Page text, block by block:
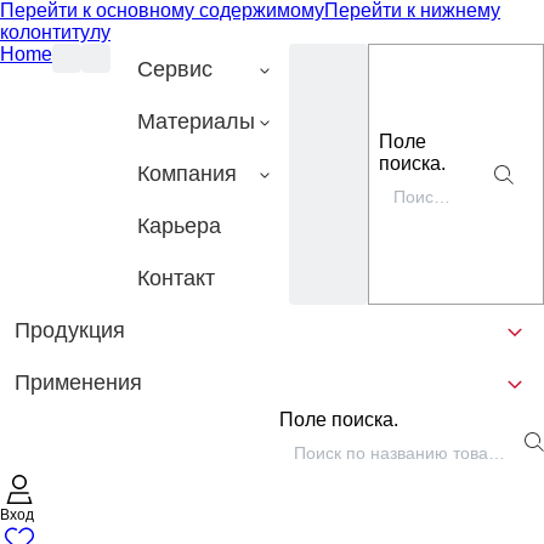
Перейти к основному содержимомуПерейти к нижнему
колонтитулу
Home
Сервис
Материалы
Компания
Карьера
Контакт
Поле
поиска.
Продукция
Применения
Поле поиска.
Вход